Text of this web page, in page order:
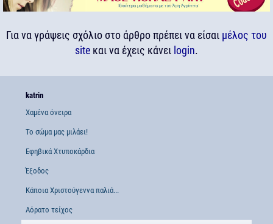
Για να γράψεις σχόλιο στο άρθρο πρέπει να είσαι μέλος του
site και να έχεις κάνει login.
katrin
Χαμένα όνειρα
Το σώμα μας μιλάει!
Εφηβικά Χτυποκάρδια
Έξοδος
Κάποια Χριστούγεννα παλιά...
Αόρατο τείχος